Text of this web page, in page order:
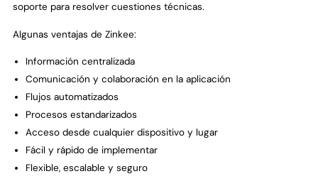
soporte para resolver cuestiones técnicas.
Algunas ventajas de Zinkee:
Información centralizada
Comunicación y colaboración en la aplicación
Flujos automatizados
Procesos estandarizados
Acceso desde cualquier dispositivo y lugar
Fácil y rápido de implementar
Flexible, escalable y seguro